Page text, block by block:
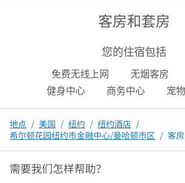
客房和套房
您的住宿包括
免费无线上网 无烟客房
健身中心
商务中心 宠
地点 / 美国 / 纽约 / 纽约酒店 /
希尔顿花园纽约市金融中心/曼哈顿市区 / 客房
需要我们怎样帮助？